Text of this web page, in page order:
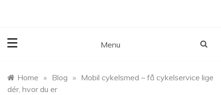
Menu
Home » Blog » Mobil cykelsmed – få cykelservice lige
dér, hvor du er